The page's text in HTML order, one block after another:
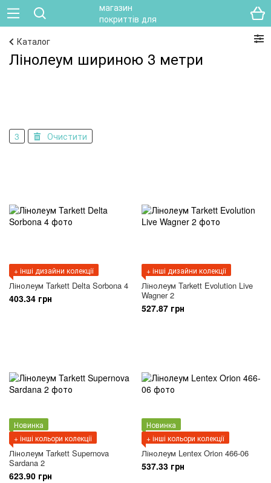
Каталог
Лінолеум шириною 3 метри
3 Очистити
+ інші дизайни колекції
Лінолеум Tarkett Delta Sorbona 4
403.34 грн
+ інші дизайни колекції
Лінолеум Tarkett Evolution Live
Wagner 2
527.87 грн
Новинка
+ інші кольори колекції
Лінолеум Tarkett Supernova
Sardana 2
623.90 грн
Новинка
+ інші кольори колекції
Лінолеум Lentex Orion 466-06
537.33 грн